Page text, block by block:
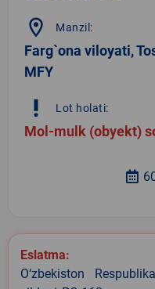
location_on Manzil:
Farg`ona viloyati,
MFY
priority_high Lot holati:
Mol-mulk (obyekt)
Eslatma:
O‘zbekiston